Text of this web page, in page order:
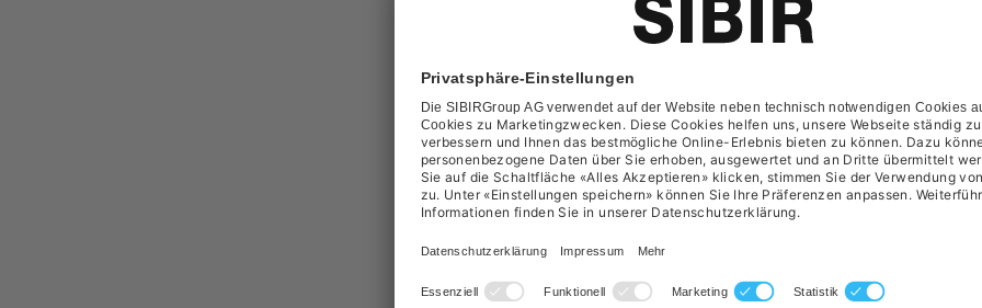
34 Liter
Design:
Swiss Made: N/A
Garantie: N/A
Geräteart: Backofen